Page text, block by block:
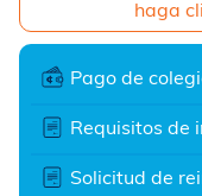
haga
Pago de
Requisitos de
Solicitud de